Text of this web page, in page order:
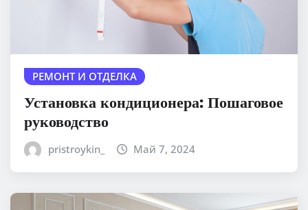
РЕМОНТ И ОТДЕЛКА
Установка кондиционера: Пошаговое
руководство
pristroykin_ Май 7, 2024